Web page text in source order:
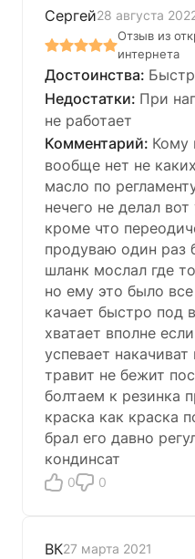
Сергей28 августа
Отзыв из
интернета
При
не работает
Кому
вообще нет не
масло по
нечего не делал
кроме что
продуваю один раз
шланк мослал где
но ему это было
качает быстро под
хватает вполне
успевает накачиват
травит не бежит
болтаем к резинка
краска как краска
брал его давно
кондинсат
0 0
ВК27 марта 2021